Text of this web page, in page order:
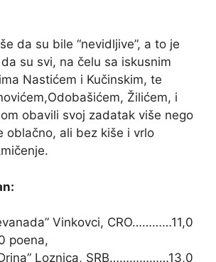
da su bile “nevidljive”, a to je
su svi, na čelu sa iskusnim
Nastićem i Kučinskim, te
Žilićem, i
obavili svoj zadatak više nego
oblačno, ali bez kiše i vrlo
Vinkovci, CRO…………11,0
poena,
Loznica, SRB………………13,0